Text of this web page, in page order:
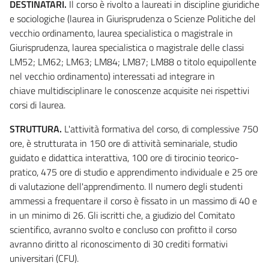
DESTINATARI. Il corso è rivolto a laureati in discipline giuridiche
e sociologiche (laurea in Giurisprudenza o Scienze Politiche del
vecchio ordinamento, laurea specialistica o magistrale in
Giurisprudenza, laurea specialistica o magistrale delle classi
LM52; LM62; LM63; LM84; LM87; LM88 o titolo equipollente
nel vecchio ordinamento) interessati ad integrare in
chiave multidisciplinare le conoscenze acquisite nei rispettivi
corsi di laurea.
STRUTTURA. L'attività formativa del corso, di complessive 750
ore, è strutturata in 150 ore di attività seminariale, studio
guidato e didattica interattiva, 100 ore di tirocinio teorico-
pratico, 475 ore di studio e apprendimento individuale e 25 ore
di valutazione dell'apprendimento. Il numero degli studenti
ammessi a frequentare il corso è fissato in un massimo di 40 e
in un minimo di 26. Gli iscritti che, a giudizio del Comitato
scientifico, avranno svolto e concluso con profitto il corso
avranno diritto al riconoscimento di 30 crediti formativi
universitari (CFU).